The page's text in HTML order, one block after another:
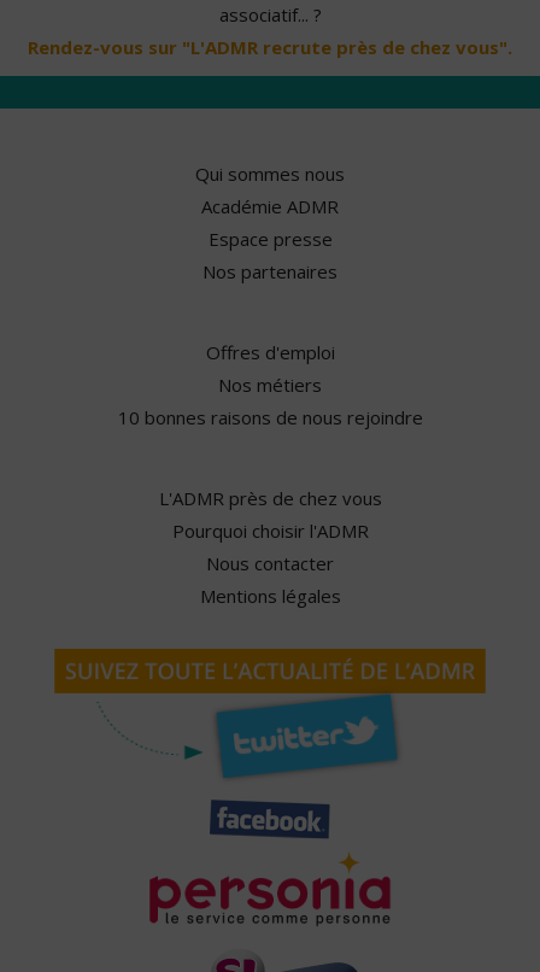
associatif... ?
Rendez-vous sur "L'ADMR recrute près de chez vous".
Qui sommes nous
Académie ADMR
Espace presse
Nos partenaires
Offres d'emploi
Nos métiers
10 bonnes raisons de nous rejoindre
L'ADMR près de chez vous
Pourquoi choisir l'ADMR
Nous contacter
Mentions légales